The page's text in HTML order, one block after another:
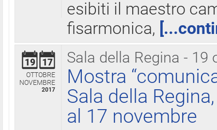
esibiti il maestro
fisarmonica,
Sala della Regina - 19
19 17
OTTOBRE
NOVEMBRE
2017
Mostra
Sala della
al 17 novembre